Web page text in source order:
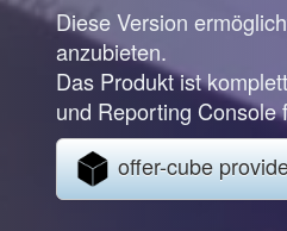
Diese Version
anzubieten.
Das Produkt ist
und Reporting Console
offer-cube